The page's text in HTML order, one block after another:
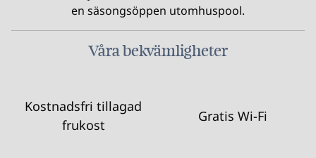
en säsongsöppen utomhuspool.
Våra bekvämligheter
Kostnadsfri tillagad
frukost
Gratis Wi-Fi